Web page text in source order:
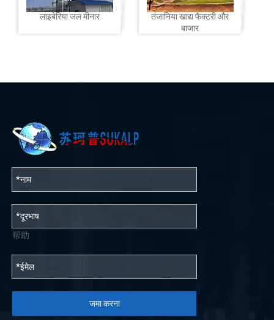
लाइबेरिया जल मीनार
तंजानिया खाद्य फैक्टरी और
बाजार
帮助
जमा करना